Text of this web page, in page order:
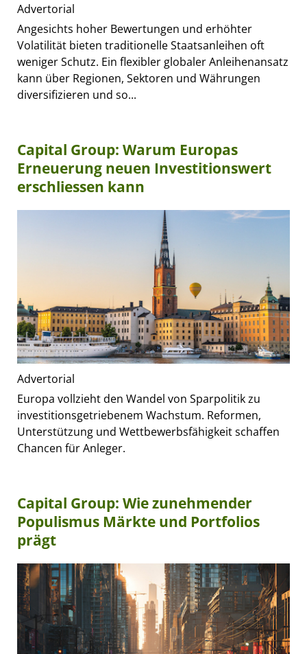
Advertorial
Angesichts hoher Bewertungen und erhöhter
Volatilität bieten traditionelle Staatsanleihen oft
weniger Schutz. Ein flexibler globaler Anleihenansatz
kann über Regionen, Sektoren und Währungen
diversifizieren und so...
Capital Group: Warum Europas
Erneuerung neuen Investitionswert
erschliessen kann
Advertorial
Europa vollzieht den Wandel von Sparpolitik zu
investitionsgetriebenem Wachstum. Reformen,
Unterstützung und Wettbewerbsfähigkeit schaffen
Chancen für Anleger.
Capital Group: Wie zunehmender
Populismus Märkte und Portfolios
prägt